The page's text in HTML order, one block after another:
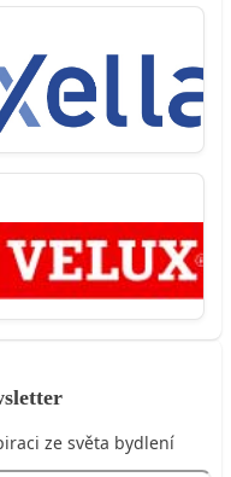
ze světa bydlení